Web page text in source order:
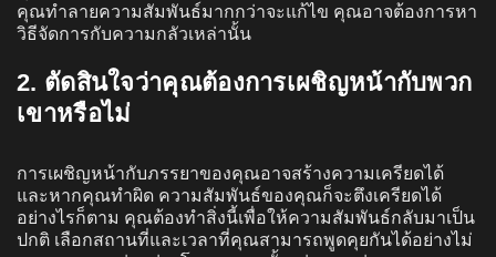
คุณทำลายความสัมพันธ์มากกว่าจะแก้ไข คุณอาจต้องการหา
วิธีจัดการกับความกลัวเหล่านั้น
2. ตัดสินใจว่าคุณต้องการเผชิญหน้ากับพวก
เขาหรือไม่
การเผชิญหน้ากับภรรยาของคุณอาจสร้างความเครียดได้
และหากคุณทำผิด ความสัมพันธ์ของคุณก็จะตึงเครียดได้
อย่างไรก็ตาม คุณต้องทำสิ่งนี้เพื่อให้ความสัมพันธ์กลับมาเป็น
ปกติ เลือกสถานที่และเวลาที่คุณสามารถพูดคุยกันได้อย่างไม่